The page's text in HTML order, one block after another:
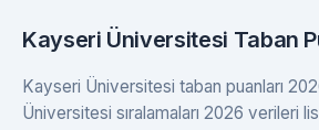
Kayseri Üniversitesi Taban
Kayseri Üniversitesi taban puanları
Üniversitesi sıralamaları 2026 verileri